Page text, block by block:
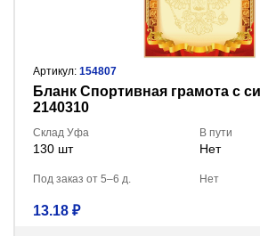
Артикул: 154807
Бланк Спортивная грамота с
2140310
Склад Уфа
130 шт
В пути
Нет
Под заказ от 5–6 д. Нет
13.18 ₽